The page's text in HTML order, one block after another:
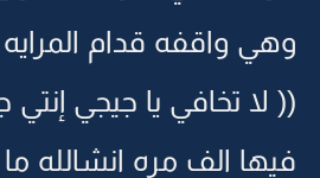
وهي واقفه قدام
(( لا تخافي يا جيجي
فيها الف مره انشالله